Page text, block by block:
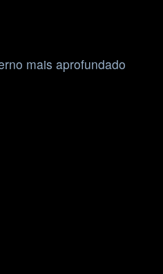
mais aprofundado